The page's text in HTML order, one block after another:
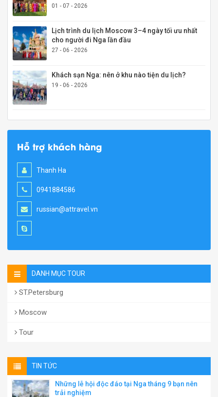
01 - 07 - 2026
Lịch trình du lịch Moscow 3–4 ngày tối ưu nhất
cho người đi Nga lần đầu
27 - 06 - 2026
Khách sạn Nga: nên ở khu nào tiện du lịch?
19 - 06 - 2026
Hỗ trợ khách hàng
Thanh Ha
0941884586
russian@attravel.vn
DANH MỤC TOUR
ST.Petersburg
Moscow
Tour
TIN TỨC
Những lễ hội độc đáo tại Nga tháng 9 bạn nên
trải nghiệm